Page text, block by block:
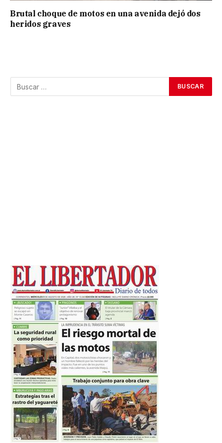
Brutal choque de motos en una avenida dejó dos
heridos graves